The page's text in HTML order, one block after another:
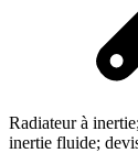
Radiateur à
inertie fluide;